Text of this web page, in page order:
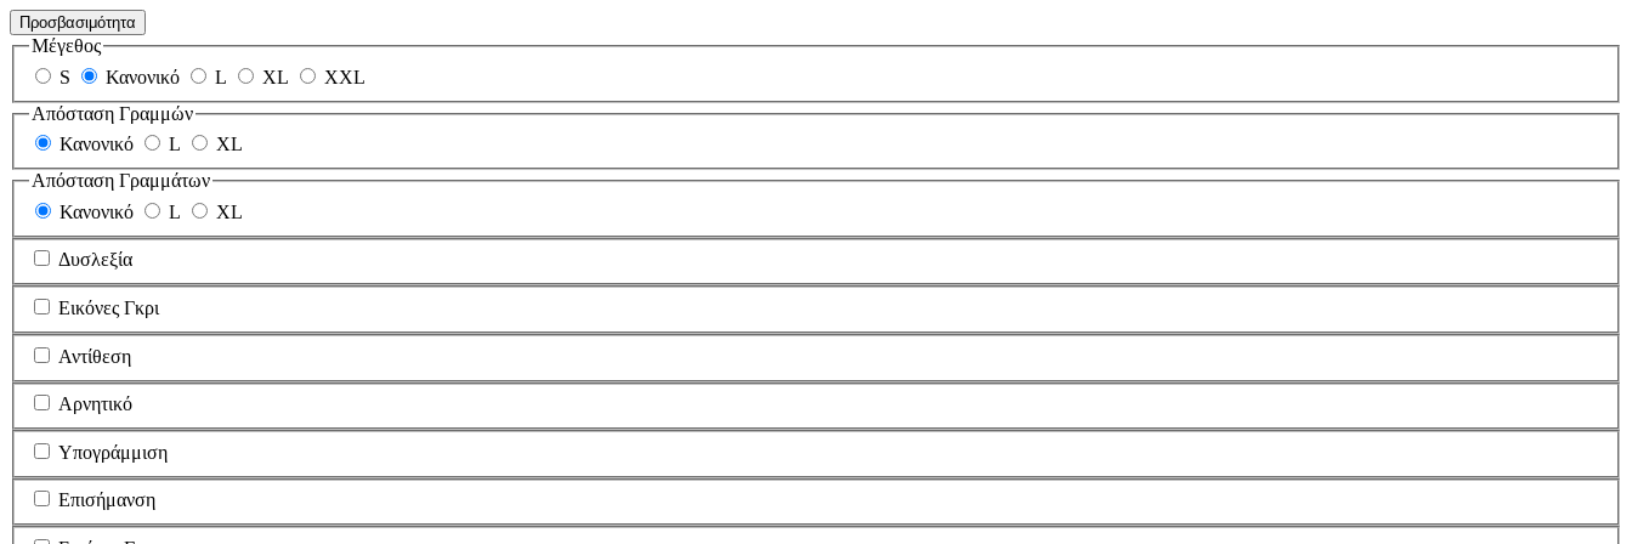
Προσβασιμότητα
Μέγεθος
S
Κανονικό L XL
XXL
Απόσταση Γραμμών
Κανονικό
L
XL
Απόσταση Γραμμάτων
Κανονικό
L XL
Δυσλεξία
Εικόνες Γκρι
Αντίθεση
Αρνητικό
Υπογράμμιση
Επισήμανση